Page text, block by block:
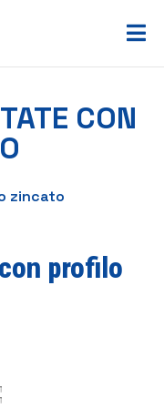
CON
zincato
profilo